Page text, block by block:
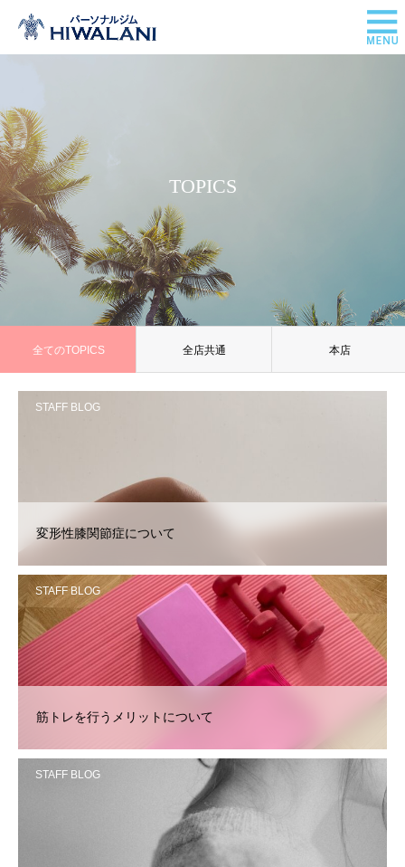
TOPICS
全てのTOPICS 全店共通 本店
STAFF BLOG
変形性膝関節症について
STAFF BLOG
筋トレを行うメリットについて
STAFF BLOG